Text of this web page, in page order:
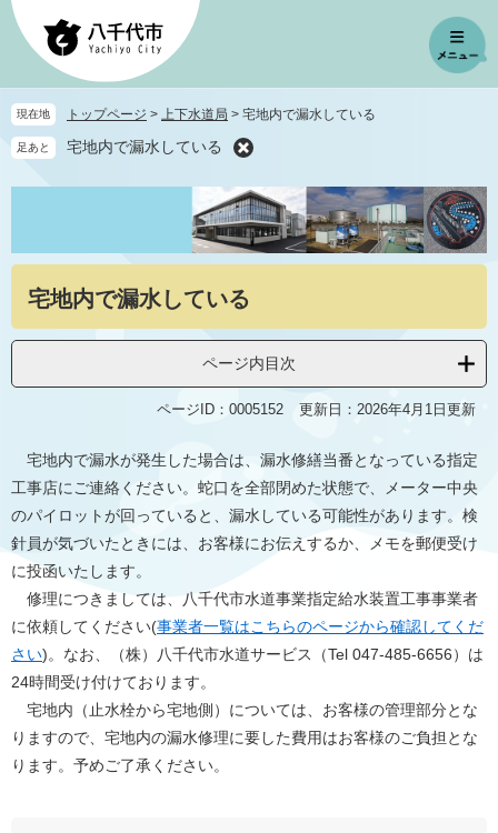
ペ
先
頭
メ
を
飛
へ
現在地 トップページ > 上下水道局 > 宅地内で漏水している
足あと 宅地内で漏水している
本
宅地内で漏水している
ページ内目次
ページID：0005152 更新日：2026年4月1日更新
宅地内で漏水が発生した場合は、漏水修繕当番となっている指定
工事店にご連絡ください。蛇口を全部閉めた状態で、メーター中央
のパイロットが回っていると、漏水している可能性があります。検
針員が気づいたときには、お客様にお伝えするか、メモを郵便受け
に投函いたします。
修理につきましては、八千代市水道事業指定給水装置工事事業者
に依頼してください(事業者一覧はこちらのページから確認してくだ
さい)。なお、（株）八千代市水道サービス（Tel 047-485-6656）は
24時間受け付けております。
宅地内（止水栓から宅地側）については、お客様の管理部分とな
りますので、宅地内の漏水修理に要した費用はお客様のご負担とな
ります。予めご了承ください。